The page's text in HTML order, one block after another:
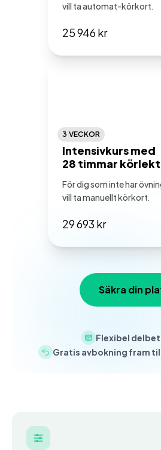
vill ta automat-körkort.
25 946 kr
3 VECKOR
Intensivkurs med
28 timmar
För dig som inte har
vill ta manuellt körkort.
29 693 kr
Säkra din
Flexibel
Gratis avbokning fram